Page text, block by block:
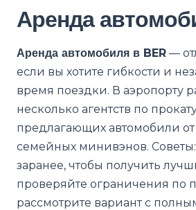
Аренда
Аренда автомобиля в BER —
если вы хотите гибкости и
время поездки. В аэропорту
несколько агентств по
предлагающих автомобили
семейных минивэнов.
заранее, чтобы получить
проверяйте ограничения по
рассмотрите вариант с